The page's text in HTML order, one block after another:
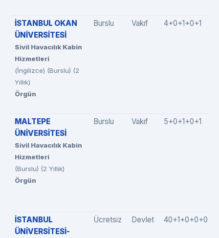
İSTANBUL OKAN
ÜNİVERSİTESİ
Sivil Havacılık Kabin
Hizmetleri
(İngilizce) (Burslu) (2
Yıllık)
Örgün
Burslu Vakıf 4+0+1+0+1
MALTEPE
ÜNİVERSİTESİ
Sivil Havacılık Kabin
Hizmetleri
(Burslu) (2 Yıllık)
Örgün
Burslu Vakıf 5+0+1+0+1
İSTANBUL
ÜNİVERSİTESİ-
Ücretsiz Devlet 40+1+0+0+0